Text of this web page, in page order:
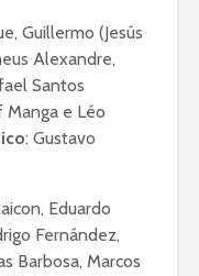
Guillermo (Jesús
Alexandre,
Santos
Manga e Léo
: Gustavo
Eduardo
Fernández,
Barbosa, Marcos